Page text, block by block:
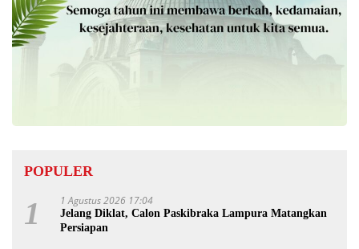
POPULER
1 1 Agustus 2026 17:04
Jelang Diklat, Calon Paskibraka Lampura Matangkan
Persiapan